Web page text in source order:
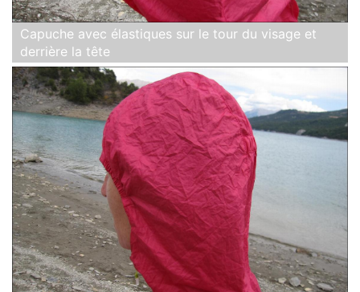
Capuche avec élastiques sur le tour du visage et
derrière la tête